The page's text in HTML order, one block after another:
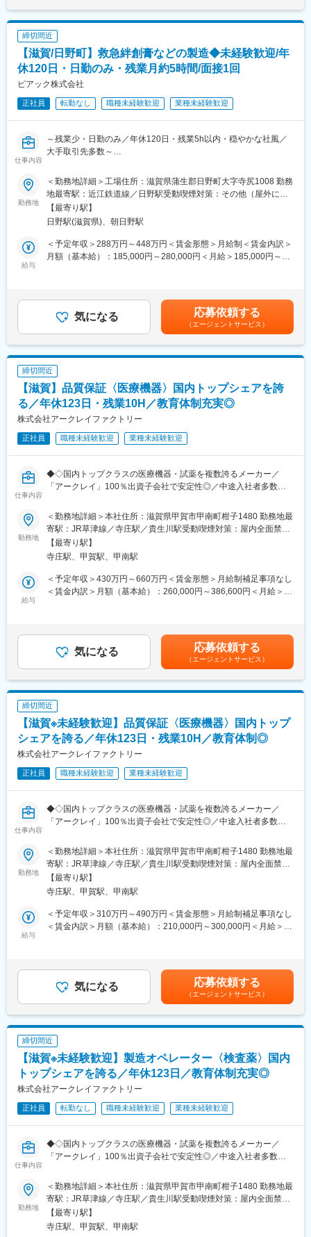
ため段取り力や調整力が身につきます。
社内外対応はメール・Teamsが中心で、業務に慣れた後は1日50
～100件程度の対応が発生します。
■入社後
未経験の場合でも1～2か月は周囲に確認しながら業務を習得いた
だき、半年程度で一連の流れに慣れていただく想定です。
未経験入社は約4割で、事務職出身の方が多く活躍しています。
■働きやすさ：
17:30定時／月残業10時間程度／完全週休2日制(土日祝日)／食堂
利用可／通勤手当など福利厚生も充実
調合作業では、pHメーターや電子天秤などの専用機器を使用しま
す。
・7:00 作業開始
・製造で使用する液剤を、手順書に沿って調合
・9:00頃までに 当日の製造分（ビーカー約6個分）の調液を完了
ンスなどを行い、業務終了
る環境です。
・作業は温度22度・湿度50％に管理されたクリーンルーム内で行
うため、一年を通して快適で落ち着いた環境のもと就業いただけ
ます。
・業務量には日によって多少の変動がありますが、無理のないス
■組織について：
います。業務面だけでなくキャリアの相談もしやすく、社員が生
き生きと長期的に活躍できる環境づくりに取り組んでいます。
・コミュニケーションが活発で、部署を問わず相談しやすい、活
■当社の魅力：
景気の影響を受けにくい医療業界において、国内トップクラスの
シェアを誇る製品を複数展開しています。安定した事業基盤のも
と、腰を据えて長くキャリアを築ける環境です。
締切間近
【滋賀/日野町】救急絆創膏などの製造◆未経験歓迎/年
休120日・日勤のみ・残業月約5時間/面接1回
ピアック株式会社
正社員 転勤なし 職種未経験歓迎 業種未経験歓迎
仕事内容
～残業少・日勤のみ／年休120日・残業5h以内・穏やかな社風／
大手取引先多数～
■業務内容：救急絆創膏を中心とした粘着製品の製造業務をお任せ
します。
【担当製品】
製品は救急絆創膏、にきびパッチなどドラッグストアで一般消費
者向けに売られている製品だけでなく、病院や食品工場向けなど
の特殊な絆創膏やかつら用テープなど様々な製品があります。
換、製造機械の稼働並びに稼働時の製品の状態確認及び安定稼働
の為の確認作業。
【キャリアアップ】
生産並びに機械メンテナンスの管理、生産計画の立案、オペレー
ターの教育などステップアップする人事制度があります。
クリーンルーム内での作業のため、空調設備が整っています。1人
■配属先：
名／女性6名）が在籍しております。全員中途入社の方です。
■入社後：
入社後は先輩社員のもとOJTにて業務を覚えて頂きます。穏やか
操作等はじっくり教えてもらえますので、製造未経験の方も安心
してご応募ください。
多く、特許も多数取得しています。景気に左右されにくい救急絆
創膏メーカーです。得意先としては大手ドラッグストアー（ウエ
ルシア、イオン、キリン堂等々）やアートネイチャー、アスクル
品を多く開発しております。
変更の範囲：会社の定める業務
勤務地
＜勤務地詳細＞工場住所：滋賀県蒲生郡日野町大字寺尻1008 勤務
地最寄駅：近江鉄道線／日野駅受動喫煙対策：その他（屋外に喫
煙場所あり）変更の範囲：無
【最寄り駅】
日野駅(滋賀県)、朝日野駅
給与
＜予定年収＞288万円～448万円＜賃金形態＞月給制＜賃金内訳＞
月額（基本給）：185,000円～280,000円＜月給＞185,000円～
月分（前年度実績）賃金はあくまでも目安の金額であり、選考を
通じて上下する可能性があります。月給(月額)は固定手当を含めた
表記です。
気になる 応募依頼する
（エージェントサービス）
締切間近
【滋賀】品質保証〈医療機器〉国内トップシェアを誇
る／年休123日・残業10H／教育体制充実◎
株式会社アークレイファクトリー
正社員 職種未経験歓迎 業種未経験歓迎
仕事内容
◆◇国内トップクラスの医療機器・試薬を複数誇るメーカー／
「アークレイ」100％出資子会社で安定性◎／中途入社者多数で
／マイカー通勤可・シャトルバスあり◆◇
■業務概要：
医療機器の血糖自己計測器の世界的先駆者メーカー「アークレ
イ」の製造・物流を担う同社にて、医療機器や試薬の品質保証職
としてご活躍頂ける方を募集致します。
・CAPAの立案および進捗管理
・品質システム（QMS／ISO）に関する運用・改善
・即戦力として上記業務を主体的に担当いただきます。
・将来的にはチームリーダーとして品質判断・改善推進を担って
いただくことを期待しています。
■担当製品：
療用検査機器（血液分析装置、尿分析装置）
入社後は、配属部門でのOJTを中心に研修を実施します。業界や
実務の経験がない方でも、基礎から丁寧に学べる環境のため、安
業務は理解度や習熟度に合わせて少しずつお任せしていきますの
で、無理なく段階的に成長していただけます。
■組織について：
・社員一人ひとりのモチベーションや働きやすさ、キャリアパス
を大切にしており、査定とは別に定期的な1on1面談の場を設けて
気のある雰囲気が特徴です。
のシェアを誇る製品を複数展開しています。安定した事業基盤の
もと、腰を据えて長くキャリアを築ける環境です。
◎日本国内にとどまらず世界100ヶ国以上で製品が使用されてお
り、グローバルに社会貢献できる事業を展開しています。
変更の範囲：会社の定める業務
勤務地
＜勤務地詳細＞本社住所：滋賀県甲賀市甲南町柑子1480 勤務地最
寄駅：JR草津線／寺庄駅／貴生川駅受動喫煙対策：屋内全面禁煙
変更の範囲：会社の定める事業所
【最寄り駅】
寺庄駅、甲賀駅、甲南駅
給与
＜予定年収＞430万円～660万円＜賃金形態＞月給制補足事項なし
＜賃金内訳＞月額（基本給）：260,000円～386,600円＜月給＞
長職/700万円（賞与込）※課長職となった時点で上記年収となりま
す。■昇給：年1回（5月）■賞与：年2回（7月、12月）賃金はあく
までも目安の金額であり、選考を通じて上下する可能性がありま
す。月給(月額)は固定手当を含めた表記です。
気になる 応募依頼する
（エージェントサービス）
締切間近
【滋賀※未経験歓迎】品質保証〈医療機器〉国内トップ
シェアを誇る／年休123日・残業10H／教育体制◎
株式会社アークレイファクトリー
正社員 職種未経験歓迎 業種未経験歓迎
仕事内容
◆◇国内トップクラスの医療機器・試薬を複数誇るメーカー／
「アークレイ」100％出資子会社で安定性◎／中途入社者多数で
／マイカー通勤可・シャトルバスあり◆◇
■業務概要：
医療機器の血糖自己計測器の世界的先駆者メーカー「アークレ
イ」の製造・物流を担う同社にて、医療機器や試薬の品質保証職
としてご活躍頂ける方を募集致します。
・不具合調査のサポート
・品質監査（社内／社外）対応の補助業務
・段階的に担当範囲を広げ、将来的には出荷判定などの主業務を
担っていただきます。
■担当製品：
体外診断用医薬品（血液分祈用試薬、尿分折用試薬）、および医
実務の経験がない方でも、基礎から丁寧に学べる環境のため、安
心してスタートできます。
で、無理なく段階的に成長していただけます。
■組織について：
・品質本部は正社員６名が在籍しています。
勤務地
＜勤務地詳細＞本社住所：滋賀県甲賀市甲南町柑子1480 勤務地最
寄駅：JR草津線／寺庄駅／貴生川駅受動喫煙対策：屋内全面禁煙
変更の範囲：会社の定める事業所
【最寄り駅】
寺庄駅、甲賀駅、甲南駅
給与
＜予定年収＞310万円～490万円＜賃金形態＞月給制補足事項なし
＜賃金内訳＞月額（基本給）：210,000円～300,000円＜月給＞
長職/700万円（賞与込）※課長職となった時点で上記年収となりま
す。■昇給：年1回（5月）■賞与：年2回（7月、12月）賃金はあく
までも目安の金額であり、選考を通じて上下する可能性がありま
す。月給(月額)は固定手当を含めた表記です。
気になる 応募依頼する
（エージェントサービス）
締切間近
【滋賀※未経験歓迎】製造オペレーター〈検査薬〉国内
トップシェアを誇る／年休123日／教育体制充実◎
株式会社アークレイファクトリー
正社員 転勤なし 職種未経験歓迎 業種未経験歓迎
仕事内容
◆◇国内トップクラスの医療機器・試薬を複数誇るメーカー／
「アークレイ」100％出資子会社で安定性◎／中途入社者多数で
(今後削減方針)／マイカー通勤可・シャトルバスあり◆◇
■業務概要：
試薬の製造工程に関わる業務からスタートし、将来的には工程全
体を管理するポジションを目指していただきます。
勤務地
＜勤務地詳細＞本社住所：滋賀県甲賀市甲南町柑子1480 勤務地最
寄駅：JR草津線／寺庄駅／貴生川駅受動喫煙対策：屋内全面禁煙
変更の範囲：無
【最寄り駅】
寺庄駅、甲賀駅、甲南駅